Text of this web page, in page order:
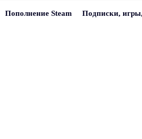
Пополнение Steam Подписки,